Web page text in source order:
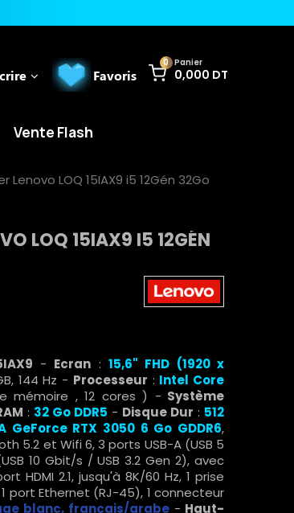
0 Panier
0,000 DT
Favoris
Vente Flash
LOQ 15IAX9 i5 12Gén 32Go
LOQ 15IAX9 I5 12GÉN
- Ecran :15,6" FHD (1920 x
144 Hz - Processeur : Intel Core
mémoire ,12 cores) - Système
: 32 Go DDR5 - Disque Dur : 512
GeForce RTX 3050 6 Go GDDR6,
5.2 et Wifi 6, 3 ports USB-A (USB 5
10 Gbit/s / USB 3.2 Gen 2), avec
HDMI 2.1, jusqu'à 8K/60 Hz, 1 prise
port Ethernet (RJ-45), 1 connecteur
blanc, français/arabe - Haut-